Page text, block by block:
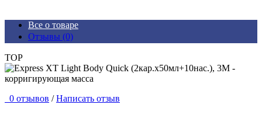
Все о товаре
Отзывы (0)
TOP
0 отзывов / Написать отзыв